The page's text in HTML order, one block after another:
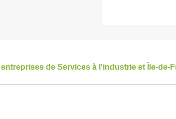
de Services à l'industrie et Île-de-